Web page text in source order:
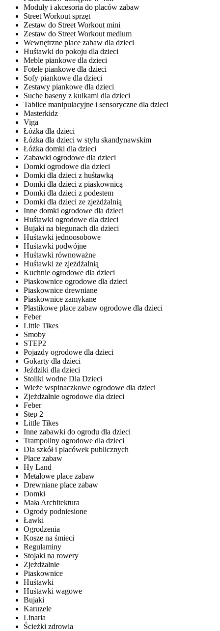
Moduły i akcesoria do placów zabaw
Street Workout sprzęt
Zestaw do Street Workout mini
Zestaw do Street Workout medium
Wewnętrzne place zabaw dla dzieci
Huśtawki do pokoju dla dzieci
Meble piankowe dla dzieci
Fotele piankowe dla dzieci
Sofy piankowe dla dzieci
Zestawy piankowe dla dzieci
Suche baseny z kulkami dla dzieci
Tablice manipulacyjne i sensoryczne dla dzieci
Masterkidz
Viga
Łóżka dla dzieci
Łóżka dla dzieci w stylu skandynawskim
Łóżka domki dla dzieci
Zabawki ogrodowe dla dzieci
Domki ogrodowe dla dzieci
Domki dla dzieci z huśtawką
Domki dla dzieci z piaskownicą
Domki dla dzieci z podestem
Domki dla dzieci ze zjeżdżalnią
Inne domki ogrodowe dla dzieci
Huśtawki ogrodowe dla dzieci
Bujaki na biegunach dla dzieci
Huśtawki jednoosobowe
Huśtawki podwójne
Huśtawki równoważne
Huśtawki ze zjeżdżalnią
Kuchnie ogrodowe dla dzieci
Piaskownice ogrodowe dla dzieci
Piaskownice drewniane
Piaskownice zamykane
Plastikowe place zabaw ogrodowe dla dzieci
Feber
Little Tikes
Smoby
STEP2
Pojazdy ogrodowe dla dzieci
Gokarty dla dzieci
Jeździki dla dzieci
Stoliki wodne Dla Dzieci
Wieże wspinaczkowe ogrodowe dla dzieci
Zjeżdżalnie ogrodowe dla dzieci
Feber
Step 2
Little Tikes
Inne zabawki do ogrodu dla dzieci
Trampoliny ogrodowe dla dzieci
Dla szkół i placówek publicznych
Place zabaw
Hy Land
Metalowe place zabaw
Drewniane place zabaw
Domki
Mała Architektura
Ogrody podniesione
Ławki
Ogrodzenia
Kosze na śmieci
Regulaminy
Stojaki na rowery
Zjeżdżalnie
Piaskownice
Huśtawki
Huśtawki wagowe
Bujaki
Karuzele
Linaria
Ścieżki zdrowia